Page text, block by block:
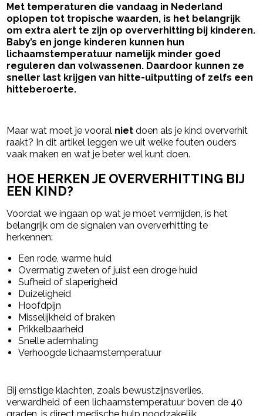
Met temperaturen die vandaag in Nederland
oplopen tot tropische waarden, is het belangrijk
om extra alert te zijn op oververhitting bij kinderen.
Baby’s en jonge kinderen kunnen hun
lichaamstemperatuur namelijk minder goed
reguleren dan volwassenen. Daardoor kunnen ze
sneller last krijgen van hitte-uitputting of zelfs een
hitteberoerte.
Maar wat moet je vooral niet doen als je kind oververhit
raakt? In dit artikel leggen we uit welke fouten ouders
vaak maken en wat je beter wel kunt doen.
HOE HERKEN JE OVERVERHITTING BIJ
EEN KIND?
Voordat we ingaan op wat je moet vermijden, is het
belangrijk om de signalen van oververhitting te
herkennen:
Een rode, warme huid
Overmatig zweten of juist een droge huid
Sufheid of slaperigheid
Duizeligheid
Hoofdpijn
Misselijkheid of braken
Prikkelbaarheid
Snelle ademhaling
Verhoogde lichaamstemperatuur
Bij ernstige klachten, zoals bewustzijnsverlies,
verwardheid of een lichaamstemperatuur boven de 40